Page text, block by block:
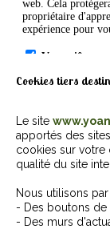
Cookies tiers
Le site
apportés des
cookies sur votre
qualité du site
Nous utilisons
- Des boutons de
- Des murs